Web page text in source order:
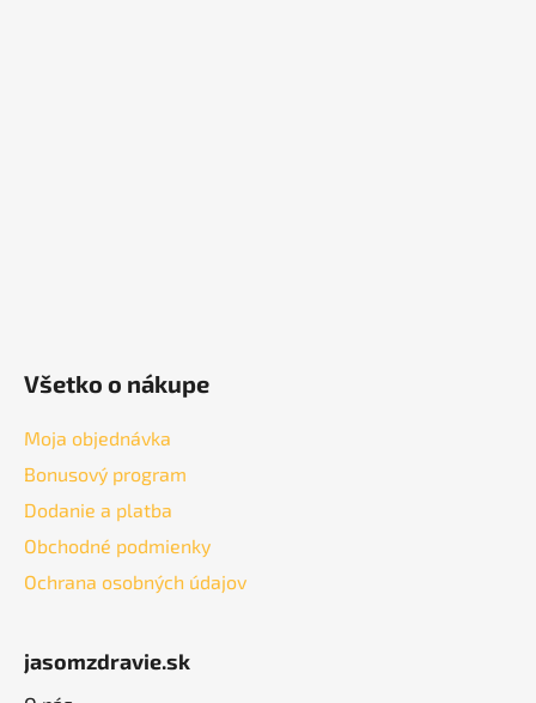
Všetko o nákupe
Moja objednávka
Bonusový program
Dodanie a platba
Obchodné podmienky
Ochrana osobných údajov
jasomzdravie.sk